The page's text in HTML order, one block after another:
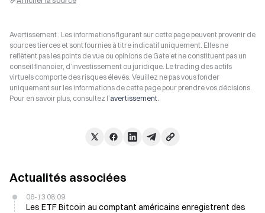
Avertissement : Les informations figurant sur cette page peuvent provenir de
sources tierces et sont fournies à titre indicatif uniquement. Elles ne
reflètent pas les points de vue ou opinions de Gate et ne constituent pas un
conseil financier, d’investissement ou juridique. Le trading des actifs
virtuels comporte des risques élevés. Veuillez ne pas vous fonder
uniquement sur les informations de cette page pour prendre vos décisions.
Pour en savoir plus, consultez l’avertissement.
Actualités associées
06-13 08:09
Les ETF Bitcoin au comptant américains enregistrent des